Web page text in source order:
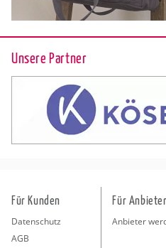
Unsere Partner
Für Kunden
Datenschutz
AGB
Für Anbieter
Anbieter